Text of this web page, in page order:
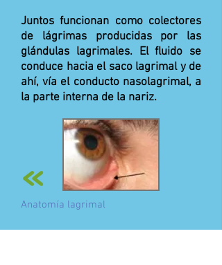
Juntos funcionan como colectores
de lágrimas producidas por las
glándulas lagrimales. El fluido se
conduce hacia el saco lagrimal y de
ahí, vía el conducto nasolagrimal, a
la parte interna de la nariz.
Anatomía lagrimal